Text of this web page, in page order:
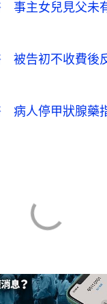
事主女兒見父
被告初不收費後
病人停甲狀腺藥